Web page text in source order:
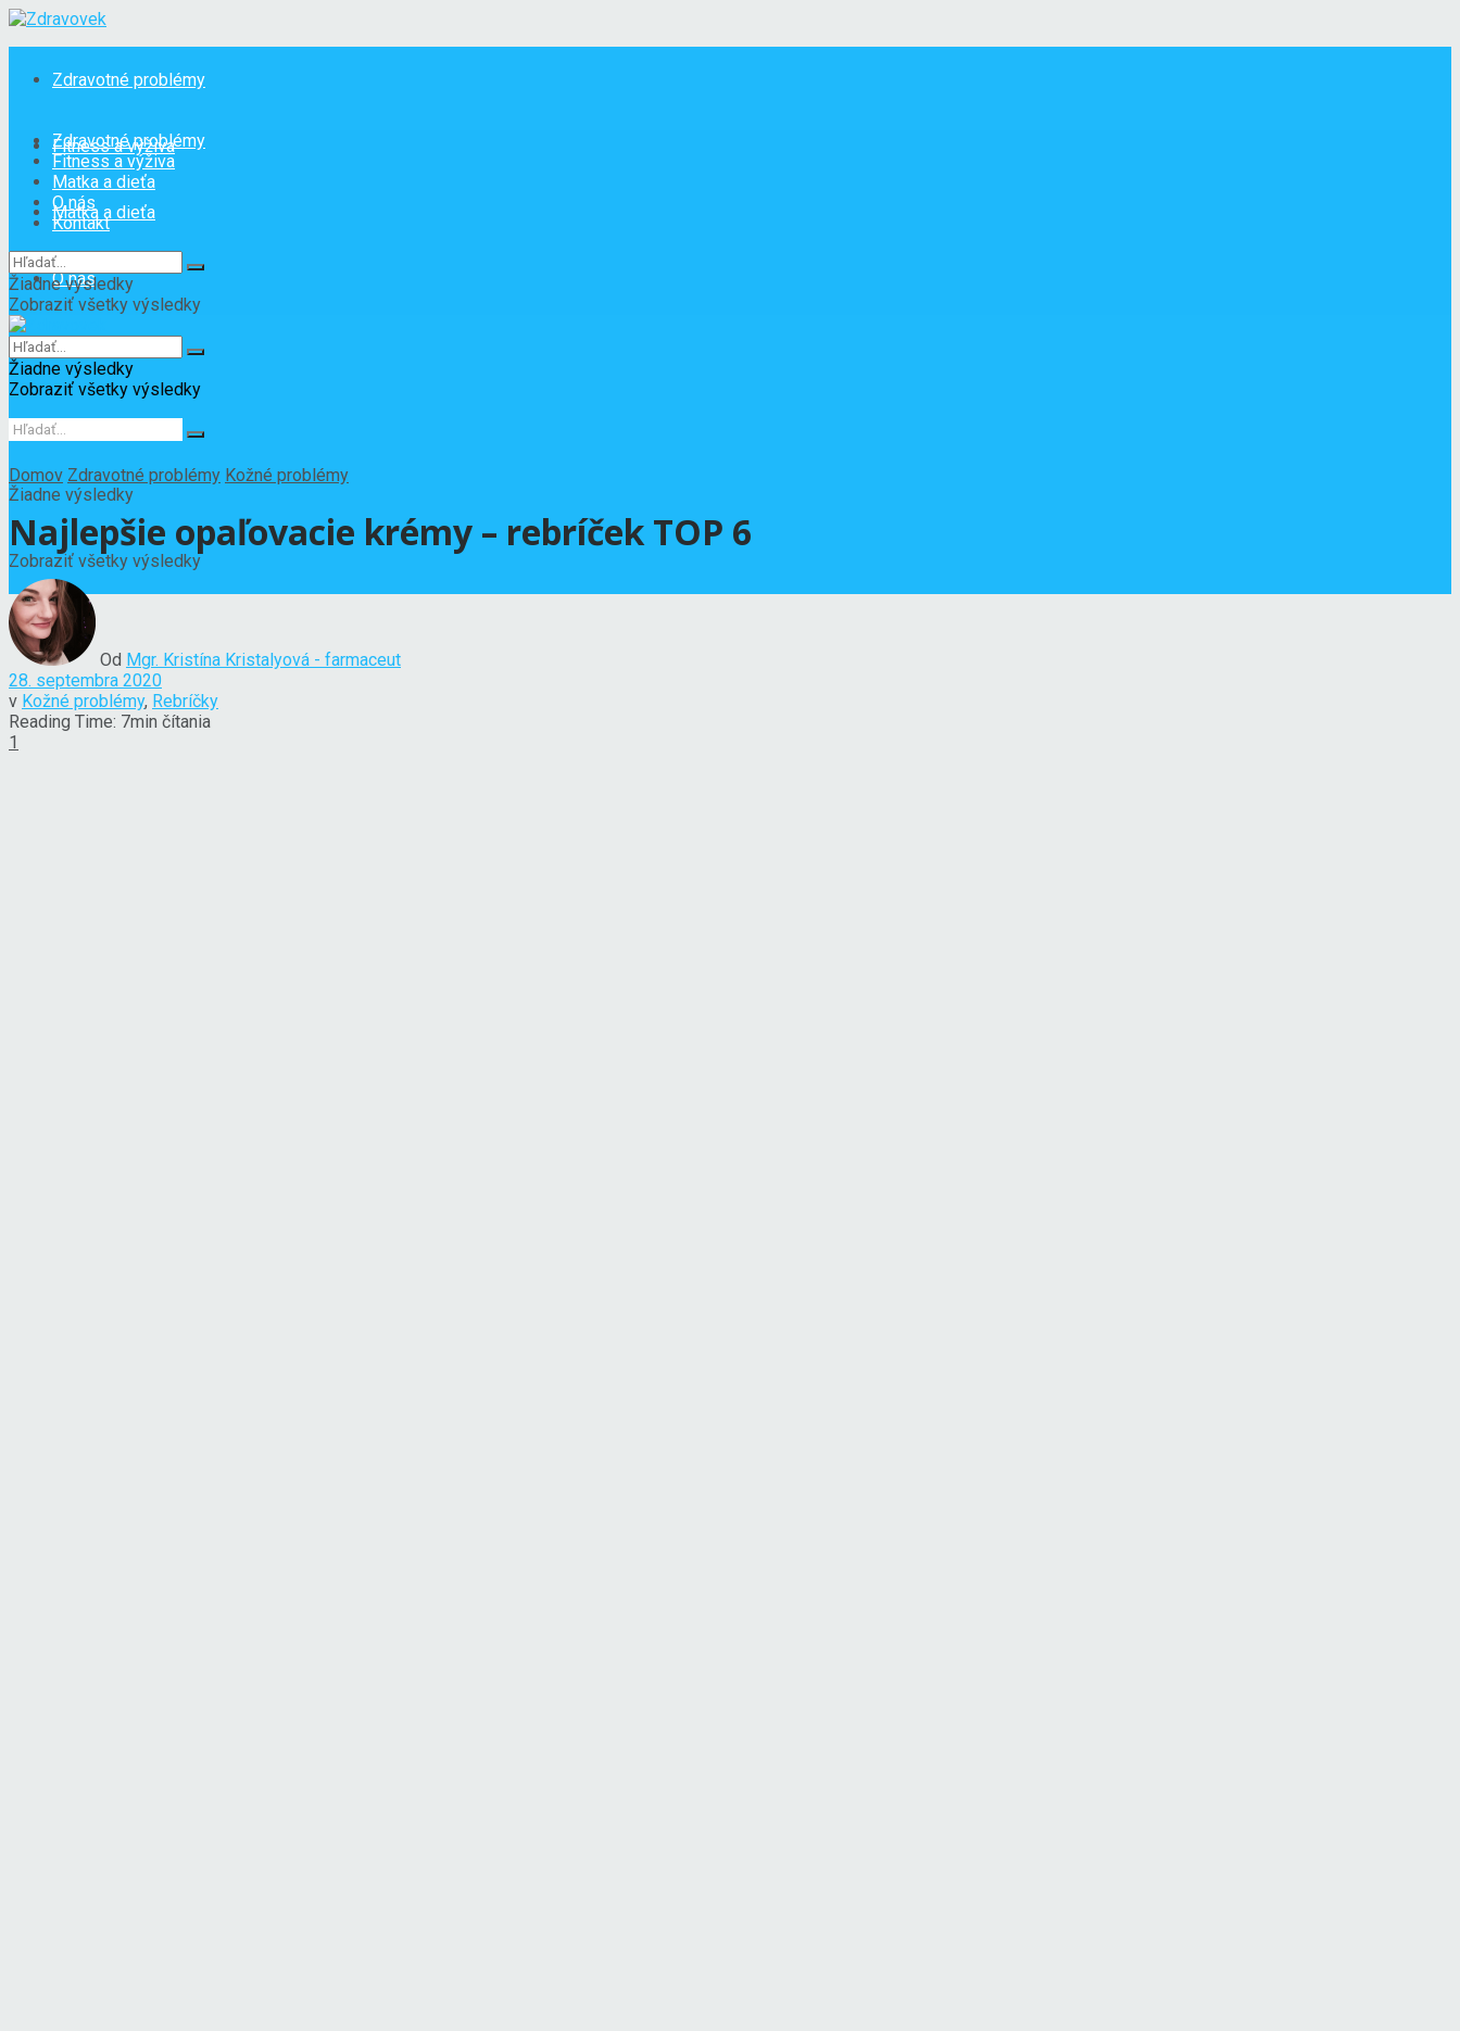
Zdravotné problémy
Fitness a výživa
Matka a dieťa
O nás
Kontakt
Žiadne výsledky
Zobraziť všetky výsledky
Zdravotné problémy
Fitness a výživa
Matka a dieťa
O nás
Kontakt
Žiadne výsledky
Zobraziť všetky výsledky
Žiadne výsledky
Zobraziť všetky výsledky
Domov Zdravotné problémy Kožné problémy
Najlepšie opaľovacie krémy – rebríček TOP 6
Od Mgr. Kristína Kristalyová - farmaceut
28. septembra 2020
v Kožné problémy, Rebríčky
Reading Time: 7min čítania
1